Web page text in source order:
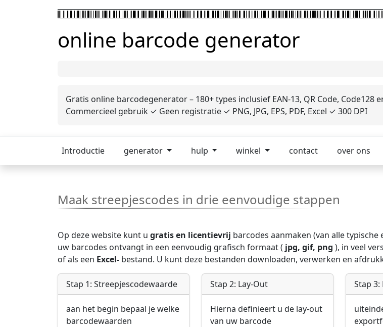
online barcode generator
Gratis online barcodegenerator – 180+ types inclusief EAN-13, QR Code, Code128
Commercieel gebruik ✓ Geen registratie ✓ PNG, JPG, EPS, PDF, Excel ✓ 300 DPI
Introductie generator hulp winkel contact over ons
Maak streepjescodes in drie eenvoudige stappen
Op deze website kunt u gratis en licentievrij barcodes aanmaken (van alle
uw barcodes ontvangt in een eenvoudig grafisch formaat ( jpg, gif, png ), in veel
of als een Excel- bestand. U kunt deze bestanden downloaden, verwerken en
Stap 1: Streepjescodewaarde
aan het begin bepaal je welke
barcodewaarden
Stap 2: Lay-Out
Hierna definieert u de lay-out
van uw barcode
Stap